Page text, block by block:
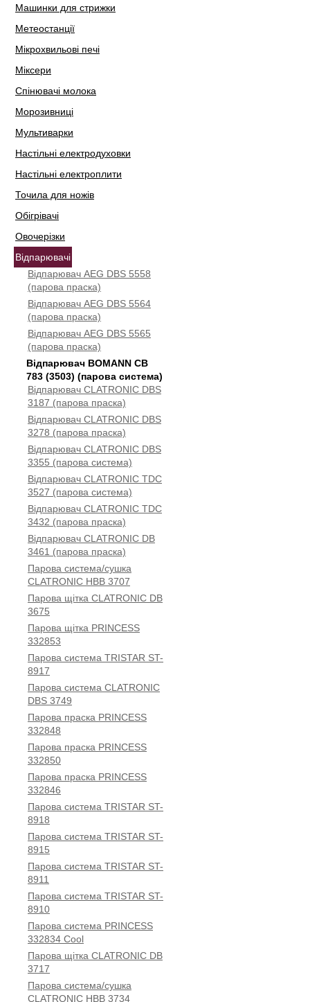
Машинки для стрижки
Метеостанції
Мікрохвильові печі
Міксери
Спінювачі молока
Морозивниці
Мультиварки
Настільні електродуховки
Настільні електроплити
Точила для ножів
Обігрівачі
Овочерізки
Відпарювачі
Відпарювач AEG DBS 5558
(парова праска)
Відпарювач AEG DBS 5564
(парова праска)
Відпарювач AEG DBS 5565
(парова праска)
Відпарювач BOMANN CB
783 (3503) (парова система)
Відпарювач CLATRONIC DBS
3187 (парова праска)
Відпарювач CLATRONIC DBS
3278 (парова праска)
Відпарювач CLATRONIC DBS
3355 (парова система)
Відпарювач CLATRONIC TDC
3527 (парова система)
Відпарювач CLATRONIC TDC
3432 (парова праска)
Відпарювач CLATRONIC DB
3461 (парова праска)
Парова система/сушка
CLATRONIC HBB 3707
Парова щітка CLATRONIC DB
3675
Парова щітка PRINCESS
332853
Парова система TRISTAR ST-
8917
Парова система CLATRONIC
DBS 3749
Парова праска PRINCESS
332848
Парова праска PRINCESS
332850
Парова праска PRINCESS
332846
Парова система TRISTAR ST-
8918
Парова система TRISTAR ST-
8915
Парова система TRISTAR ST-
8911
Парова система TRISTAR ST-
8910
Парова система PRINCESS
332834 Cool
Парова щітка CLATRONIC DB
3717
Парова система/сушка
CLATRONIC HBB 3734